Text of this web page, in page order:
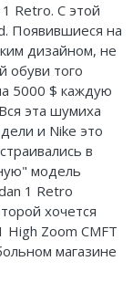
Retro. С этой
Появившиеся на
дизайном, не
обуви того
5000 $ каждую
эта шумиха
и Nike это
в
модель
1 Retro
хочется
High Zoom CMFT
магазине